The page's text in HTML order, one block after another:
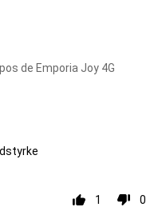
de Emporia Joy 4G
1 0